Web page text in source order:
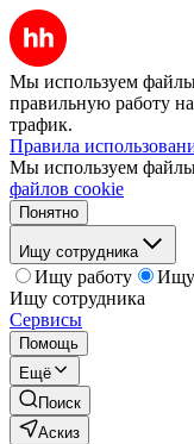
Мы используем файлы
правильную работу
трафик.
Правила
Мы используем
файлов cookie
Понятно
Ищу сотрудника
Ищу работу
Ищу
Ищу сотрудника
Сервисы
Помощь
Ещё
Поиск
Аскиз